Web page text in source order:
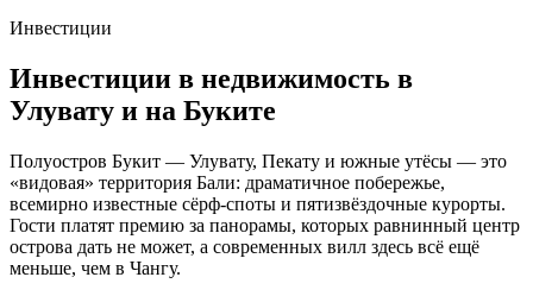
Инвестиции
Инвестиции в недвижимость в
Улувату и на Буките
Полуостров Букит — Улувату, Пекату и южные утёсы — это
«видовая» территория Бали: драматичное побережье,
всемирно известные сёрф-споты и пятизвёздочные курорты.
Гости платят премию за панорамы, которых равнинный центр
острова дать не может, а современных вилл здесь всё ещё
меньше, чем в Чангу.